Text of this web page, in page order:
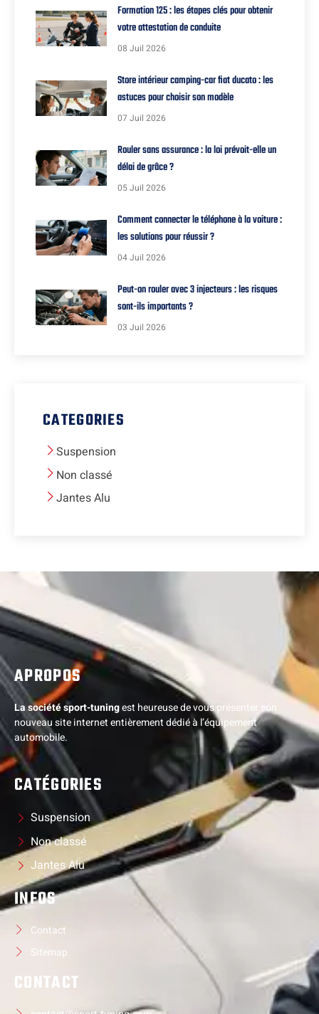
Formation 125 : les étapes clés pour obtenir
votre attestation de conduite
08 Juil 2026
Store intérieur camping-car fiat ducato : les
astuces pour choisir son modèle
07 Juil 2026
Rouler sans assurance : la loi prévoit-elle un
délai de grâce ?
05 Juil 2026
Comment connecter le téléphone à la voiture :
les solutions pour réussir ?
04 Juil 2026
Peut-on rouler avec 3 injecteurs : les risques
sont-ils importants ?
03 Juil 2026
CATEGORIES
Suspension
Non classé
Jantes Alu
APROPOS
La société sport-tuningest heureuse de vous présenter son
nouveau site internet entièrement dédié à l’équipement
automobile.
CATÉGORIES
Suspension
Non classé
Jantes Alu
INFOS
Contact
Sitemap
CONTACT